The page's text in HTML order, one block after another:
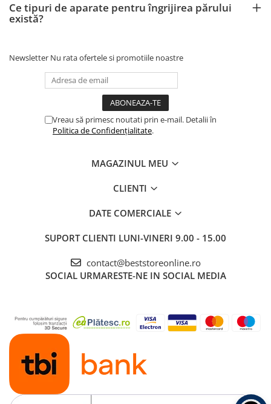
Ce tipuri de aparate pentru îngrijirea părului
există?
Newsletter Nu rata ofertele si promotiile noastre
Vreau să primesc noutati prin e-mail. Detalii în
Politica de Confidențialitate.
MAGAZINUL MEU
CLIENTI
DATE COMERCIALE
SUPORT CLIENTI LUNI-VINERI 9.00 - 15.00
contact@beststoreonline.ro
SOCIAL URMARESTE-NE IN SOCIAL MEDIA